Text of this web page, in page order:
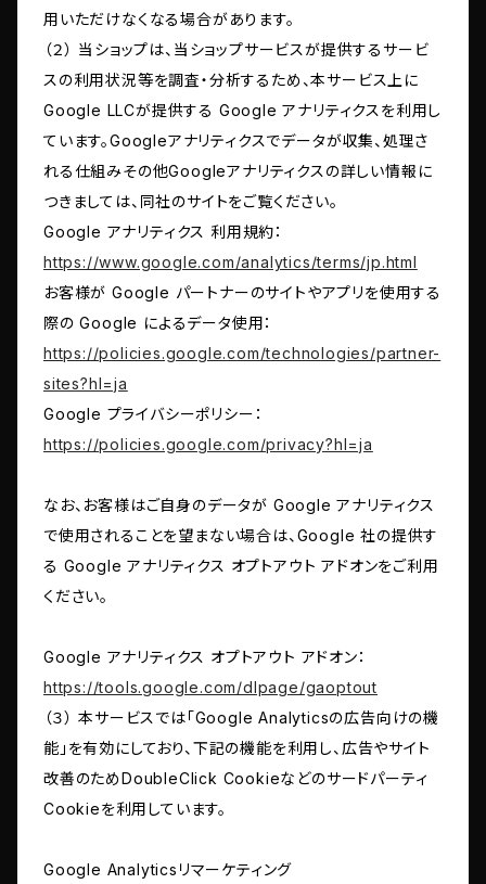
用いただけなくなる場合があります。
（２） 当ショップは、当ショップサービスが提供するサービ
スの利用状況等を調査・分析するため、本サービス上に
Google LLCが提供する Google アナリティクスを利用し
ています。Googleアナリティクスでデータが収集、処理さ
れる仕組みその他Googleアナリティクスの詳しい情報に
つきましては、同社のサイトをご覧ください。
Google アナリティクス 利用規約：
https://www.google.com/analytics/terms/jp.html
お客様が Google パートナーのサイトやアプリを使用する
際の Google によるデータ使用：
https://policies.google.com/technologies/partner-
sites?hl=ja
Google プライバシーポリシー：
https://policies.google.com/privacy?hl=ja
なお、お客様はご自身のデータが Google アナリティクス
で使用されることを望まない場合は、Google 社の提供す
る Google アナリティクス オプトアウト アドオンをご利用
ください。
Google アナリティクス オプトアウト アドオン：
https://tools.google.com/dlpage/gaoptout
（３） 本サービスでは「Google Analyticsの広告向けの機
能」を有効にしており、下記の機能を利用し、広告やサイト
改善のためDoubleClick Cookieなどのサードパーティ
Cookieを利用しています。
Google Analyticsリマーケティング